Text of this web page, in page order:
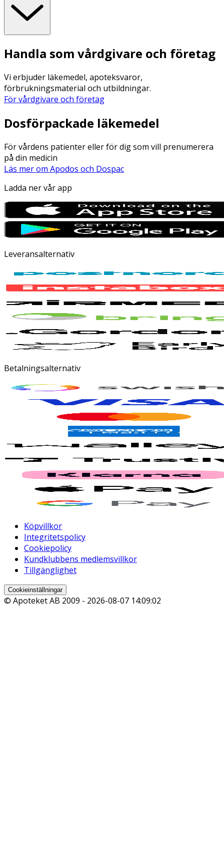
Handla som vårdgivare och företag
Vi erbjuder läkemedel, apoteksvaror,
förbrukningsmaterial och utbildningar.
För vårdgivare och företag
Dosförpackade läkemedel
För vårdens patienter eller för dig som vill prenumerera
på din medicin
Läs mer om Apodos och Dospac
Ladda ner vår app
Leveransalternativ
Betalningsalternativ
Köpvillkor
Integritetspolicy
Cookiepolicy
Kundklubbens medlemsvillkor
Tillgänglighet
Cookieinställningar
© Apoteket AB 2009 - 2026-08-07 14:09:02